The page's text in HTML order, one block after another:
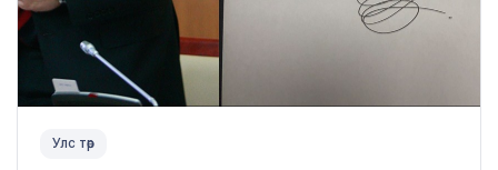
Улс төр